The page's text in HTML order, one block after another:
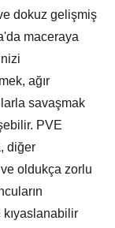
dokuz gelişmiş
maceraya
ağır
savaşmak
PVE
diğer
oldukça zorlu